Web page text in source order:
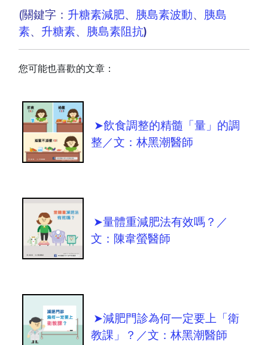
(關鍵字： 升糖素減肥、 胰島素波動、 胰島
素、 升糖素、 胰島素阻抗)
您可能也喜歡的文章：
➤飲食調整的精髓「量」的調
整／文：林黑潮醫師
➤量體重減肥法有效嗎？／
文：陳韋螢醫師
➤減肥門診為何一定要上「衛
教課」？／文：林黑潮醫師